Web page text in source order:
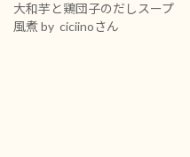
大和芋と鶏団子のだしスープ
風煮by ciciinoさん